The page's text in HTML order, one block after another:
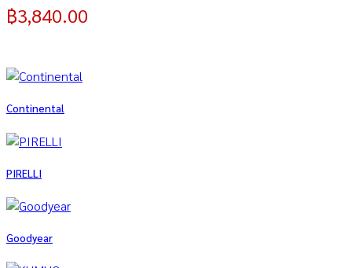
฿3,840.00
Continental
PIRELLI
Goodyear